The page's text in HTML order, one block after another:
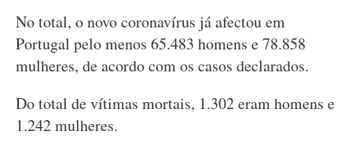
No total, o novo coronavírus já afectou em
Portugal pelo menos 65.483 homens e 78.858
mulheres, de acordo com os casos declarados.
Do total de vítimas mortais, 1.302 eram homens e
1.242 mulheres.